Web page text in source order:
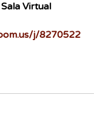
Virtual
j/8270522